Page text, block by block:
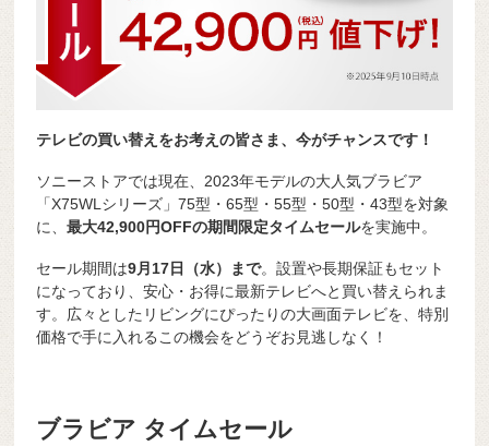
テレビの買い替えをお考えの皆さま、今がチャンスです！
ソニーストアでは現在、2023年モデルの大人気ブラビア
「X75WLシリーズ」75型・65型・55型・50型・43型を対象
に、最大42,900円OFFの期間限定タイムセールを実施中。
セール期間は9月17日（水）まで。設置や長期保証もセット
になっており、安心・お得に最新テレビへと買い替えられま
す。広々としたリビングにぴったりの大画面テレビを、特別
価格で手に入れるこの機会をどうぞお見逃しなく！
ブラビア タイムセール